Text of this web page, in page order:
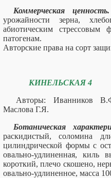
Коммерческая ценность.
урожайности зерна,
абиотическим стрессовым
патогенам.
Авторские права на сорт
КИНЕЛЬСКАЯ 4
Авторы: Иванников
Маслова Г.Я.
Ботаническая
раскидистый, соломина
цилиндрической формы с
овально-удлиненная, киль
короткий, плечо скошено,
овально-удлиненное, масса